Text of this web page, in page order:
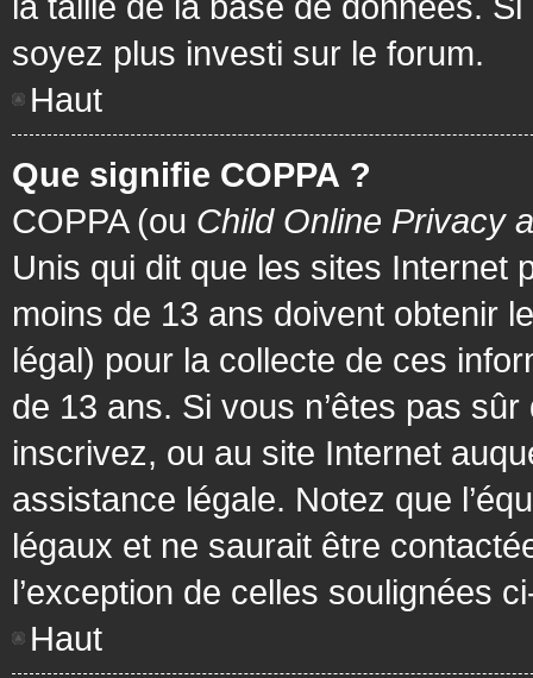
soyez plus investi sur le forum.
Haut
Que signifie COPPA ?
COPPA (ou Child Online Privacy
Unis qui dit que les sites Internet
moins de 13 ans doivent obtenir
légal) pour la collecte de ces
de 13 ans. Si vous n’êtes pas
inscrivez, ou au site Internet
assistance légale. Notez que
légaux et ne saurait être
l’exception de celles soulignées
Haut